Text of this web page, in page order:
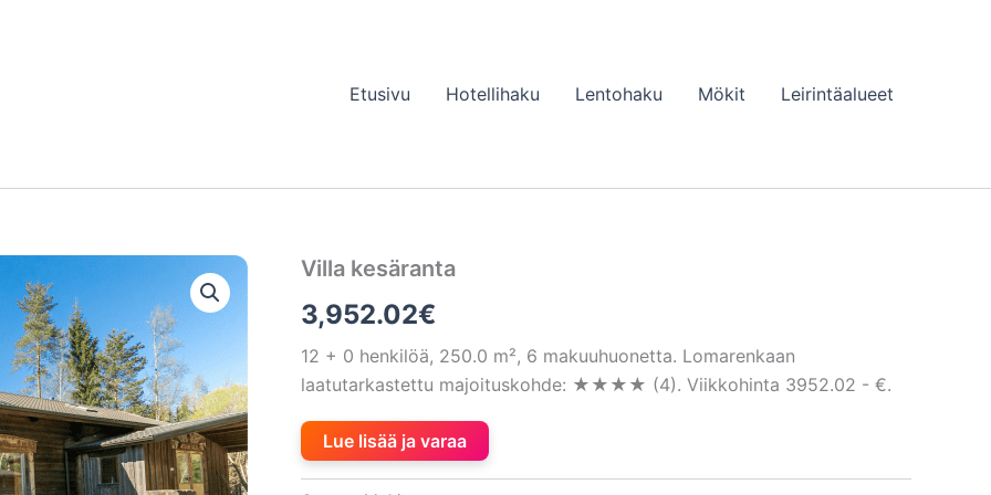
Etusivu Hotellihaku Lentohaku Mökit Leirintäalueet
Villa kesäranta
3,952.02€
12 + 0 henkilöä, 250.0 m², 6 makuuhuonetta. Lomarenkaan
laatutarkastettu majoituskohde: ★★★★ (4). Viikkohinta 3952.02 - €.
Lue lisää ja varaa